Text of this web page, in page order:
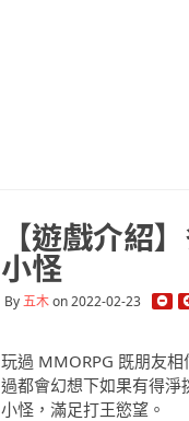
【遊戲介紹
小怪
By五木on 2022-02-23
玩過 MMORPG 既朋友
過都會幻想下如果有得
小怪，滿足打王慾望。